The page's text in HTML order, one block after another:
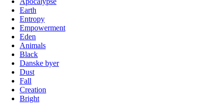
Earth
Entropy
Empowerment
Eden
Animals
Black
Danske byer
Dust
Fall
Creation
Bright